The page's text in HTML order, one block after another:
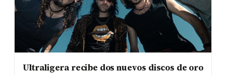
Ultraligera recibe dos nuevos discos de oro